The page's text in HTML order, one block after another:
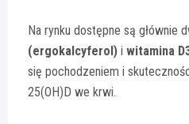
Na rynku dostępne są głównie
(ergokalcyferol) i witamina
się pochodzeniem i
25(OH)D we krwi.